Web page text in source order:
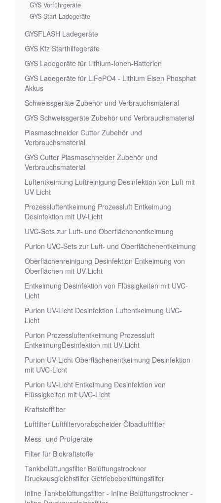
GYS Vorführgeräte
GYS Start Ladegeräte
GYSFLASH Ladegeräte
GYS Kfz Starthilfegeräte
GYS Ladegeräte für Lithium-Ionen-Batterien
GYS Ladegeräte für LiFePO4 - Lithium Eisen Phosphat
Akkus
Schweissgeräte Zubehör und Verbrauchsmaterial
GYS Schweissgeräte Zubehör und Verbrauchsmaterial
Plasmaschneider Cutter Zubehör und
Verbrauchsmaterial
GYS Cutter Plasmaschneider Zubehör und
Verbrauchsmaterial
Luftentkeimung Luftreinigung Desinfektion von Luft mit
UV-Licht
Prozessluftentkeimung Prozessluft Entkeimung
Desinfektion mit UV-Licht
UVC-Sets zur Luft- und Oberflächenentkeimung
Purion UVC-Sets zur Luft- und Oberflächenentkeimung
Oberflächenreinigung Desinfektion Entkeimung von
Oberflächen mit UV-Licht
Entkeimung Desinfektion von Flüssigkeiten mit UVC-
Licht
Purion UV-Licht Desinfektion Luftentkeimung UVC-
Licht
Purion Prozessluftentkeimung Prozessluft
EntkeimungDesinfektion mit UV-Licht
Purion UV-Licht Oberflächenentkeimung Desinfektion
mit UVC-Licht
Purion UV-Licht Entkeimung Desinfektion von
Flüssigkeiten mit UVC-Licht
Kraftstofffilter
Luftfilter Luftfiltervorabscheider Ölbadluftfilter
Mess- und Prüfgeräte
Filter für Biokraftstoffe
Tankbelüftungsfilter Belüftungstrockner
Druckausgleichsfilter Getriebebelüftungsfilter
Inline Tankbelüftungsfilter - Inline Belüftungstrockner -